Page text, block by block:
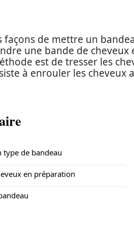
façons de mettre un
une bande de
est de tresser les
à enrouler les cheveux
type de bandeau
en préparation